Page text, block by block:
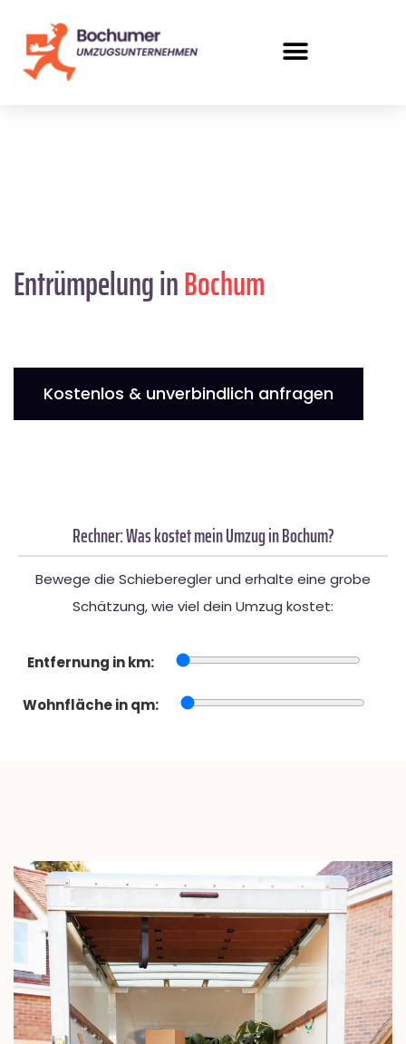
Entrümpelung inBochum
Kostenlos & unverbindlich anfragen
Rechner: Was kostet mein Umzug in Bochum?
Bewege die Schieberegler und erhalte eine grobe
Schätzung, wie viel dein Umzug kostet:
Entfernung in km:
Wohnfläche in qm: